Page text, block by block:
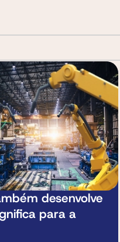
desenvolve
para a